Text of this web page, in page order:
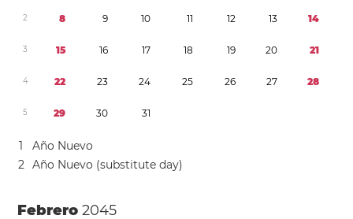
2 8 9 10 11 12 13 14
3 15 16 17 18 19 20 21
4 22 23 24 25 26 27 28
5 29 30 31
1
Año Nuevo
2 Año Nuevo (substitute day)
Febrero2045